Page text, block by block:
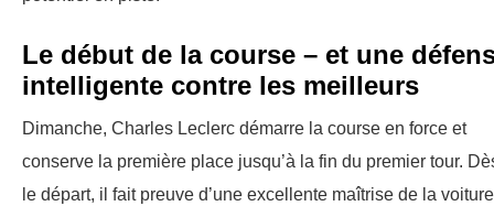
Le début de la course – et une
intelligente contre les meilleurs
Dimanche, Charles Leclerc démarre la course en force et
conserve la première place jusqu’à la fin du premier tour.
le départ, il fait preuve d’une excellente maîtrise de la